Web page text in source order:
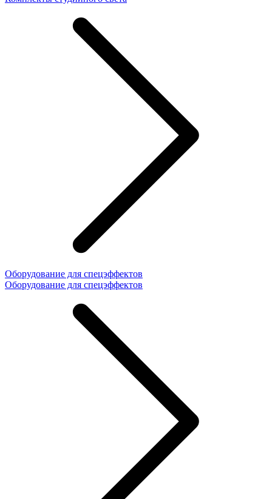
Оборудование для спецэффектов
Оборудование для спецэффектов